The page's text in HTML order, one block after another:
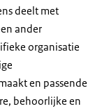
deelt met
ander
organisatie
en passende
behoorlijke en